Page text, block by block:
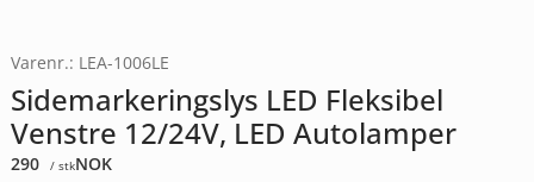
Varenr.: LEA-1006LE
Sidemarkeringslys LED Fleksibel
Venstre 12/24V, LED Autolamper
290 / stkNOK